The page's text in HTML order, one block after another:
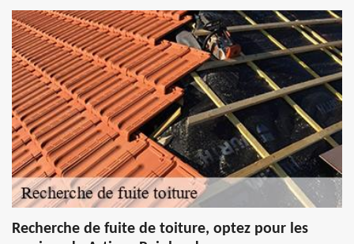
Recherche de fuite de toiture, optez pour les